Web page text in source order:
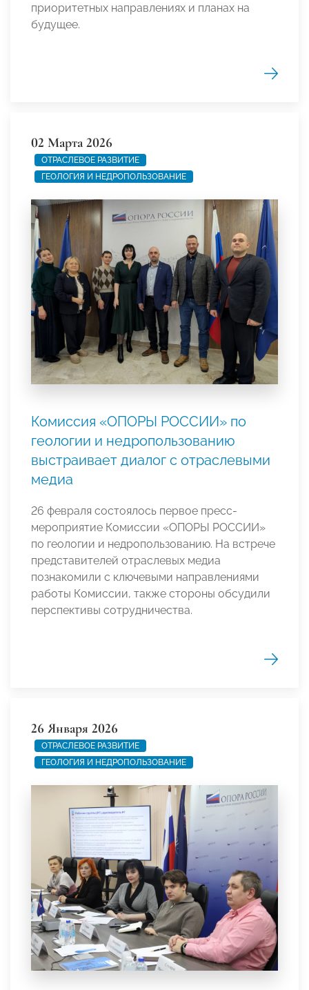
приоритетных направлениях и планах на
будущее.
02 Марта 2026
ОТРАСЛЕВОЕ РАЗВИТИЕ
ГЕОЛОГИЯ И НЕДРОПОЛЬЗОВАНИЕ
Комиссия «ОПОРЫ РОССИИ» по
геологии и недропользованию
выстраивает диалог с отраслевыми
медиа
26 февраля состоялось первое пресс-
мероприятие Комиссии «ОПОРЫ РОССИИ»
по геологии и недропользованию. На встрече
представителей отраслевых медиа
познакомили с ключевыми направлениями
работы Комиссии, также стороны обсудили
перспективы сотрудничества.
26 Января 2026
ОТРАСЛЕВОЕ РАЗВИТИЕ
ГЕОЛОГИЯ И НЕДРОПОЛЬЗОВАНИЕ